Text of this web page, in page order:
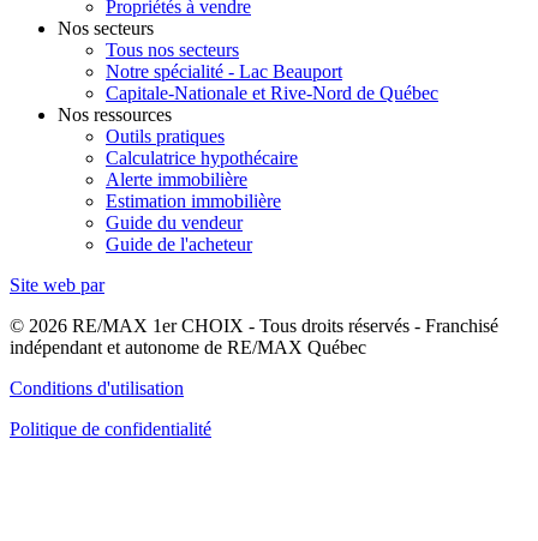
Propriétés à vendre
Nos secteurs
Tous nos secteurs
Notre spécialité - Lac Beauport
Capitale-Nationale et Rive-Nord de Québec
Nos ressources
Outils pratiques
Calculatrice hypothécaire
Alerte immobilière
Estimation immobilière
Guide du vendeur
Guide de l'acheteur
Site web par
© 2026 RE/MAX 1er CHOIX - Tous droits réservés - Franchisé
indépendant et autonome de RE/MAX Québec
Conditions d'utilisation
Politique de confidentialité